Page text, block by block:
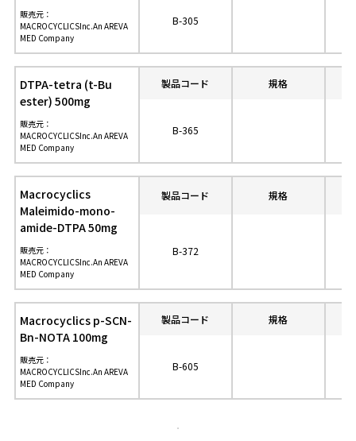
販売元：
MACROCYCLICSInc.An AREVA
MED Company
B-305
DTPA-tetra (t-Bu
ester) 500mg
販売元：
MACROCYCLICSInc.An AREVA
MED Company
製品コード 規格
B-365
Macrocyclics
Maleimido-mono-
amide-DTPA 50mg
販売元：
MACROCYCLICSInc.An AREVA
MED Company
製品コード 規格
B-372
Macrocyclics p-SCN-
Bn-NOTA 100mg
販売元：
MACROCYCLICSInc.An AREVA
MED Company
製品コード 規格
B-605